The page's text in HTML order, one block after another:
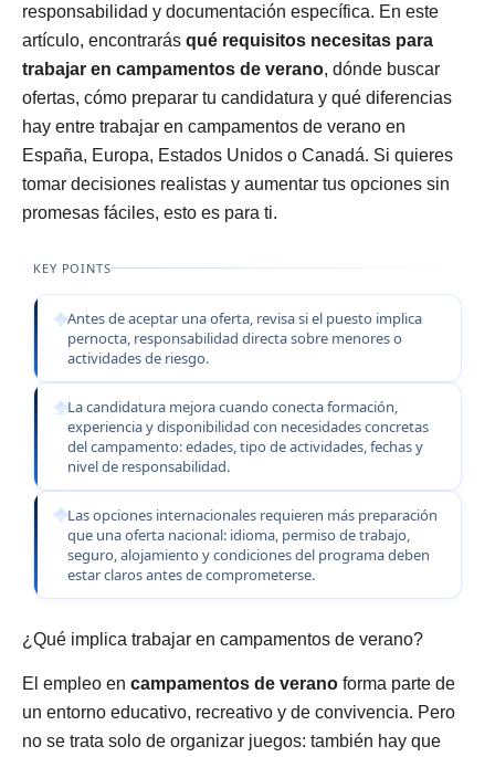
responsabilidad y documentación específica. En este
artículo, encontrarás qué requisitos necesitas para
trabajar en campamentos de verano, dónde buscar
ofertas, cómo preparar tu candidatura y qué diferencias
hay entre trabajar en campamentos de verano en
España, Europa, Estados Unidos o Canadá. Si quieres
tomar decisiones realistas y aumentar tus opciones sin
promesas fáciles, esto es para ti.
KEY POINTS
Antes de aceptar una oferta, revisa si el puesto implica
pernocta, responsabilidad directa sobre menores o
actividades de riesgo.
La candidatura mejora cuando conecta formación,
experiencia y disponibilidad con necesidades concretas
del campamento: edades, tipo de actividades, fechas y
nivel de responsabilidad.
Las opciones internacionales requieren más preparación
que una oferta nacional: idioma, permiso de trabajo,
seguro, alojamiento y condiciones del programa deben
estar claros antes de comprometerse.
¿Qué implica trabajar en campamentos de verano?
El empleo en campamentos de verano forma parte de
un entorno educativo, recreativo y de convivencia. Pero
no se trata solo de organizar juegos: también hay que